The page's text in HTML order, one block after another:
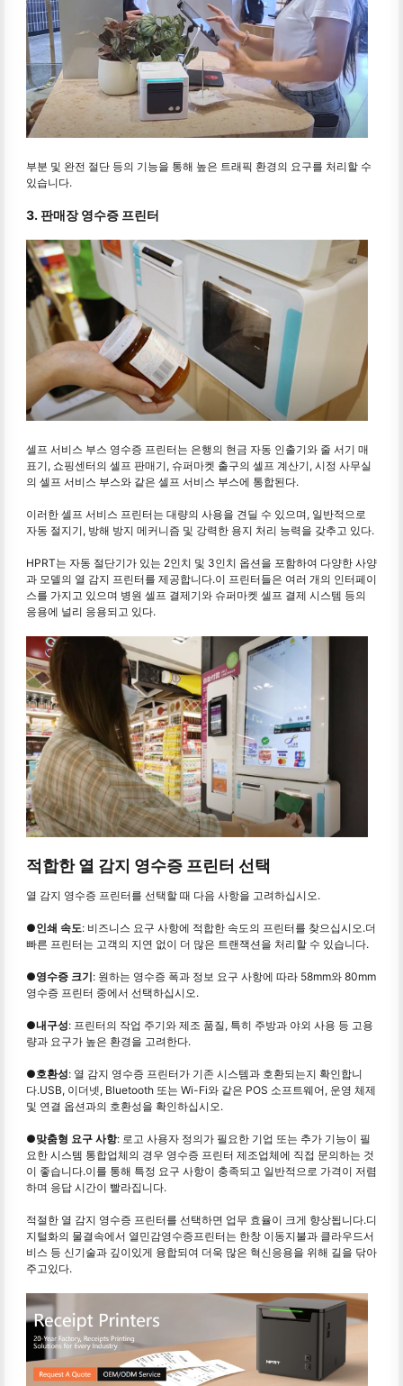
부분 및 완전 절단 등의 기능을 통해 높은 트래픽 환경의 요구를 처리할 수
있습니다.
3. 판매장 영수증 프린터
셀프 서비스 부스 영수증 프린터는 은행의 현금 자동 인출기와 줄 서기 매
표기, 쇼핑센터의 셀프 판매기, 슈퍼마켓 출구의 셀프 계산기, 시정 사무실
의 셀프 서비스 부스와 같은 셀프 서비스 부스에 통합된다.
이러한 셀프 서비스 프린터는 대량의 사용을 견딜 수 있으며, 일반적으로
자동 절지기, 방해 방지 메커니즘 및 강력한 용지 처리 능력을 갖추고 있다.
HPRT는 자동 절단기가 있는 2인치 및 3인치 옵션을 포함하여 다양한 사양
과 모델의 열 감지 프린터를 제공합니다.이 프린터들은 여러 개의 인터페이
스를 가지고 있으며 병원 셀프 결제기와 슈퍼마켓 셀프 결제 시스템 등의
응용에 널리 응용되고 있다.
적합한 열 감지 영수증 프린터 선택
열 감지 영수증 프린터를 선택할 때 다음 사항을 고려하십시오.
●인쇄 속도: 비즈니스 요구 사항에 적합한 속도의 프린터를 찾으십시오.더
빠른 프린터는 고객의 지연 없이 더 많은 트랜잭션을 처리할 수 있습니다.
●영수증 크기: 원하는 영수증 폭과 정보 요구 사항에 따라 58mm와 80mm
영수증 프린터 중에서 선택하십시오.
●내구성: 프린터의 작업 주기와 제조 품질, 특히 주방과 야외 사용 등 고용
량과 요구가 높은 환경을 고려한다.
●호환성: 열 감지 영수증 프린터가 기존 시스템과 호환되는지 확인합니
다.USB, 이더넷, Bluetooth 또는 Wi-Fi와 같은 POS 소프트웨어, 운영 체제
및 연결 옵션과의 호환성을 확인하십시오.
●맞춤형 요구 사항: 로고 사용자 정의가 필요한 기업 또는 추가 기능이 필
요한 시스템 통합업체의 경우 영수증 프린터 제조업체에 직접 문의하는 것
이 좋습니다.이를 통해 특정 요구 사항이 충족되고 일반적으로 가격이 저렴
하며 응답 시간이 빨라집니다.
적절한 열 감지 영수증 프린터를 선택하면 업무 효율이 크게 향상됩니다.디
지털화의 물결속에서 열민감영수증프린터는 한창 이동지불과 클라우드서
비스 등 신기술과 깊이있게 융합되여 더욱 많은 혁신응용을 위해 길을 닦아
주고있다.